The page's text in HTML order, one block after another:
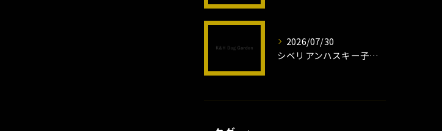
2026/07/30
シベリアンハスキー子犬の魅力と飼育法